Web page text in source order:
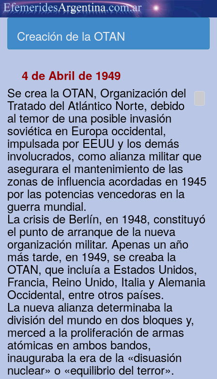
Creación de la OTAN
4 de Abril de 1949
Se crea la OTAN, Organización del
Tratado del Atlántico Norte, debido
al temor de una posible invasión
soviética en Europa occidental,
impulsada por EEUU y los demás
involucrados, como alianza militar que
asegurara el mantenimiento de las
zonas de influencia acordadas en 1945
por las potencias vencedoras en la
guerra mundial.
La crisis de Berlín, en 1948, constituyó
el punto de arranque de la nueva
organización militar. Apenas un año
más tarde, en 1949, se creaba la
OTAN, que incluía a Estados Unidos,
Francia, Reino Unido, Italia y Alemania
Occidental, entre otros países.
La nueva alianza determinaba la
división del mundo en dos bloques y,
merced a la proliferación de armas
atómicas en ambos bandos,
inauguraba la era de la «disuasión
nuclear» o «equilibrio del terror».